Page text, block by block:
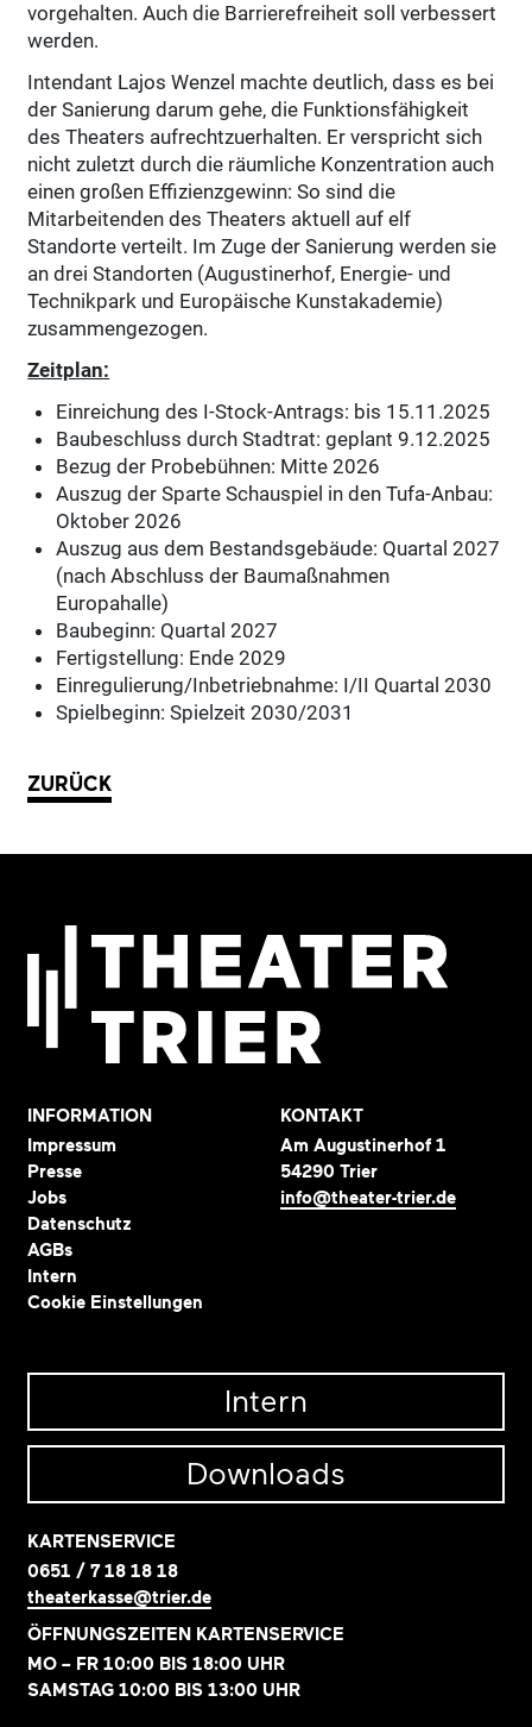
vorgehalten. Auch die Barrierefreiheit soll verbessert
werden.
Intendant Lajos Wenzel machte deutlich, dass es bei
der Sanierung darum gehe, die Funktionsfähigkeit
des Theaters aufrechtzuerhalten. Er verspricht sich
nicht zuletzt durch die räumliche Konzentration auch
einen großen Effizienzgewinn: So sind die
Mitarbeitenden des Theaters aktuell auf elf
Standorte verteilt. Im Zuge der Sanierung werden sie
an drei Standorten (Augustinerhof, Energie- und
Technikpark und Europäische Kunstakademie)
zusammengezogen.
Zeitplan:
Einreichung des I-Stock-Antrags: bis 15.11.2025
Baubeschluss durch Stadtrat: geplant 9.12.2025
Bezug der Probebühnen: Mitte 2026
Auszug der Sparte Schauspiel in den Tufa-Anbau:
Oktober 2026
Auszug aus dem Bestandsgebäude: Quartal 2027
(nach Abschluss der Baumaßnahmen
Europahalle)
Baubeginn: Quartal 2027
Fertigstellung: Ende 2029
Einregulierung/Inbetriebnahme: I/II Quartal 2030
Spielbeginn: Spielzeit 2030/2031
ZURÜCK
INFORMATION
Impressum
Presse
Jobs
Datenschutz
AGBs
Intern
Cookie Einstellungen
KONTAKT
Am Augustinerhof 1
54290 Trier
info@theater-trier.de
Intern
Downloads
KARTENSERVICE
0651 / 7 18 18 18
theaterkasse@trier.de
ÖFFNUNGSZEITEN KARTENSERVICE
MO – FR 10:00 BIS 18:00 UHR
SAMSTAG 10:00 BIS 13:00 UHR